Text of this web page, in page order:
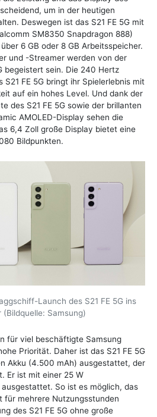
um in der heutigen
Deswegen ist das S21 FE 5G mit
SM8350 Snapdragon 888)
6 GB oder 8 GB Arbeitsspeicher.
und -Streamer werden von der
begeistert sein. Die 240 Hertz
FE 5G bringt ihr Spielerlebnis mit
auf ein hohes Level. Und dank der
des S21 FE 5G sowie der brillanten
AMOLED-Display sehen die
6,4 Zoll große Display bietet eine
Bildpunkten.
Launch des S21 FE 5G ins
(Bildquelle: Samsung)
für viel beschäftigte Samsung
Priorität. Daher ist das S21 FE 5G
Akku (4.500 mAh) ausgestattet, der
Er ist mit einer 25 W
So ist es möglich, das
für mehrere Nutzungsstunden
des S21 FE 5G ohne große